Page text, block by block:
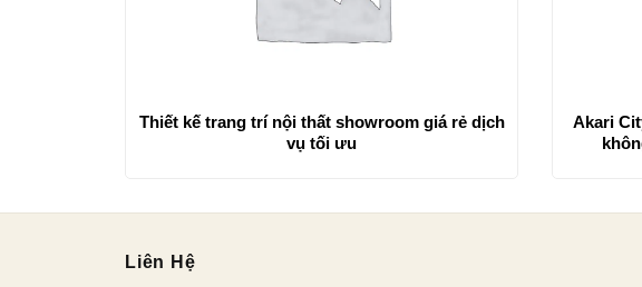
Thiết kế trang trí nội thất showroom giá rẻ dịch
vụ tối ưu
Akari
Liên Hệ